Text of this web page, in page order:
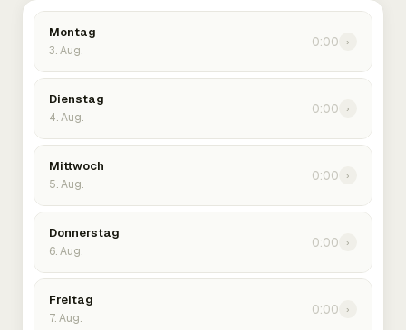
Montag
3. Aug.
0:00 ›
Dienstag
4. Aug.
0:00 ›
Mittwoch
5. Aug.
0:00 ›
Donnerstag
6. Aug.
0:00 ›
Freitag
7. Aug.
0:00 ›